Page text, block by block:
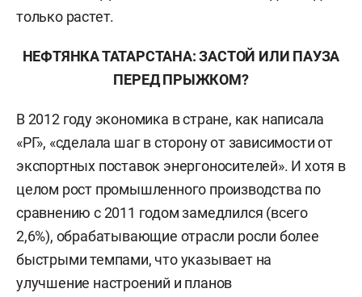
только растет.
НЕФТЯНКА ТАТАРСТАНА: ЗАСТОЙ ИЛИ ПАУЗА
ПЕРЕД ПРЫЖКОМ?
В 2012 году экономика в стране, как написала
«РГ», «сделала шаг в сторону от зависимости от
экспортных поставок энергоносителей». И хотя в
целом рост промышленного производства по
сравнению с 2011 годом замедлился (всего
2,6%), обрабатывающие отрасли росли более
быстрыми темпами, что указывает на
улучшение настроений и планов